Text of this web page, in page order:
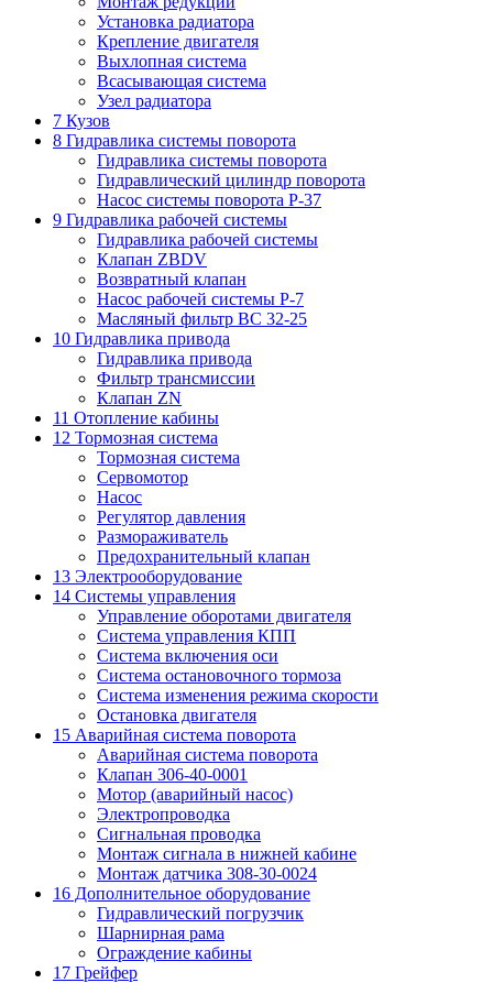
Установка радиатора
Крепление двигателя
Выхлопная система
Всасывающая система
Узел радиатора
7 Кузов
8 Гидравлика системы поворота
Гидравлика системы поворота
Гидравлический цилиндр поворота
Насос системы поворота P-37
9 Гидравлика рабочей системы
Гидравлика рабочей системы
Клапан ZBDV
Возвратный клапан
Насос рабочей системы P-7
Масляный фильтр ВС 32-25
10 Гидравлика привода
Гидравлика привода
Фильтр трансмиссии
Клапан ZN
11 Отопление кабины
12 Тормозная система
Тормозная система
Сервомотор
Насос
Регулятор давления
Размораживатель
Предохранительный клапан
13 Электрооборудование
14 Системы управления
Управление оборотами двигателя
Система управления КПП
Система включения оси
Система остановочного тормоза
Система изменения режима скорости
Остановка двигателя
15 Аварийная система поворота
Аварийная система поворота
Клапан 306-40-0001
Мотор (аварийный насос)
Электропроводка
Сигнальная проводка
Монтаж сигнала в нижней кабине
Монтаж датчика 308-30-0024
16 Дополнительное оборудование
Гидравлический погрузчик
Шарнирная рама
Ограждение кабины
17 Грейфер